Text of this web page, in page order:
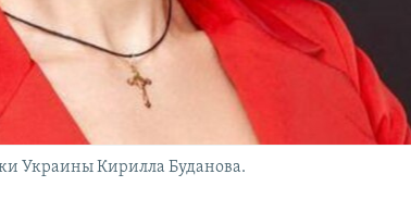
Украины Кирилла Буданова.